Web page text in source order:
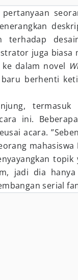
pertanyaan
terhadap
juga biasa
dalam novel
berhenti
ini.
acara.
mahasiswa
jadi dia
serial